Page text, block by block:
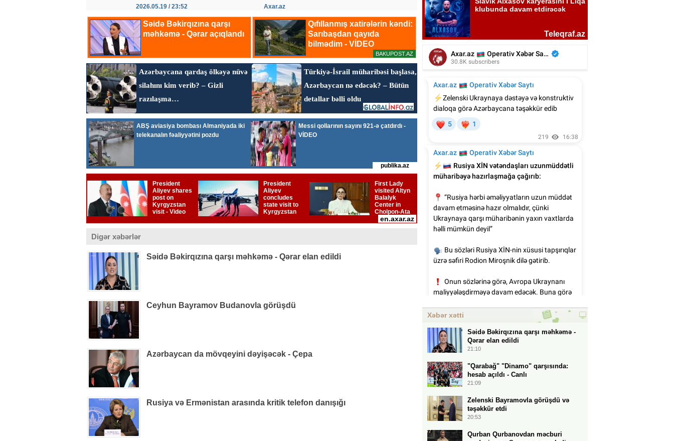
2026.05.19 / 23:52 Axar.az
Digər xəbərlər
Səidə Bəkirqızına qarşı məhkəmə - Qərar elan edildi
Ceyhun Bayramov Budanovla görüşdü
Azərbaycan da mövqeyini dəyişəcək - Çepa
Rusiya və Ermənistan arasında kritik telefon danışığı
Elçinin Fəxri xiyabandakı qəbirüstü abidəsi -
Foto
İtaliyada oğluna 3 gün toy etdi, 6 milyon
Xəbər xətti
Səidə Bəkirqızına qarşı məhkəmə -
Qərar elan edildi
21:10
"Qarabağ" "Dinamo" qarşısında:
hesab açıldı - Canlı
21:09
Zelenski Bayramovla görüşdü və
təşəkkür etdi
20:53
Qurban Qurbanovdan məcburi